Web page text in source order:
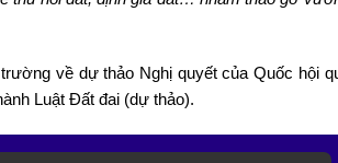
về dự thảo Nghị quyết của Quốc hội
Luật Đất đai (dự thảo).